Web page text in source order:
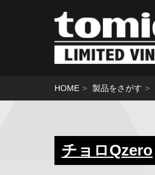
HOME 製品をさがす
チョロQzero